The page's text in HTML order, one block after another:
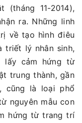
11-2014),
ra. Những linh
về tạo hình điêu
triết lý nhân sinh,
lấy cảm hứng từ
trung thành, gần
cũng là loại phổ
nguyên mẫu con
hứng từ trang trí